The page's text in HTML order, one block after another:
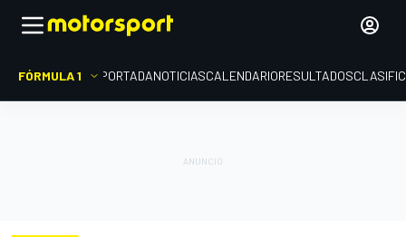
FÓRMULA 1 PORTADANOTICIASCALENDARIORESULTADOS